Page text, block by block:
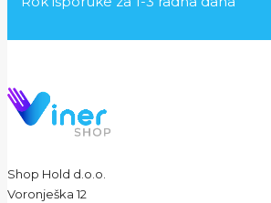
Shop Hold d.o.o.
Voronješka 12